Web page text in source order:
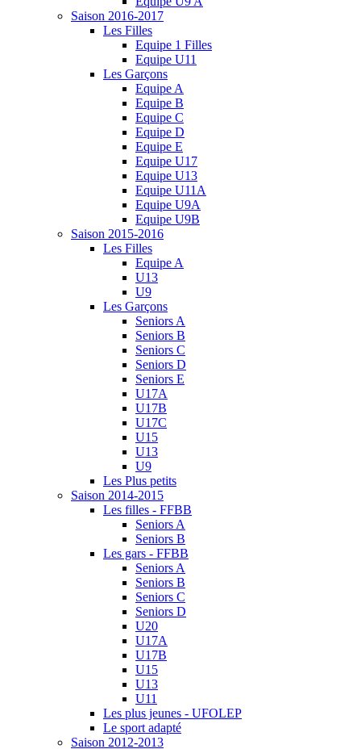
Saison 2016-2017
Les Filles
Equipe 1 Filles
Equipe U11
Les Garçons
Equipe A
Equipe B
Equipe C
Equipe D
Equipe E
Equipe U17
Equipe U13
Equipe U11A
Equipe U9A
Equipe U9B
Saison 2015-2016
Les Filles
Equipe A
U13
U9
Les Garçons
Seniors A
Seniors B
Seniors C
Seniors D
Seniors E
U17A
U17B
U17C
U15
U13
U9
Les Plus petits
Saison 2014-2015
Les filles - FFBB
Seniors A
Seniors B
Les gars - FFBB
Seniors A
Seniors B
Seniors C
Seniors D
U20
U17A
U17B
U15
U13
U11
Les plus jeunes - UFOLEP
Le sport adapté
Saison 2012-2013